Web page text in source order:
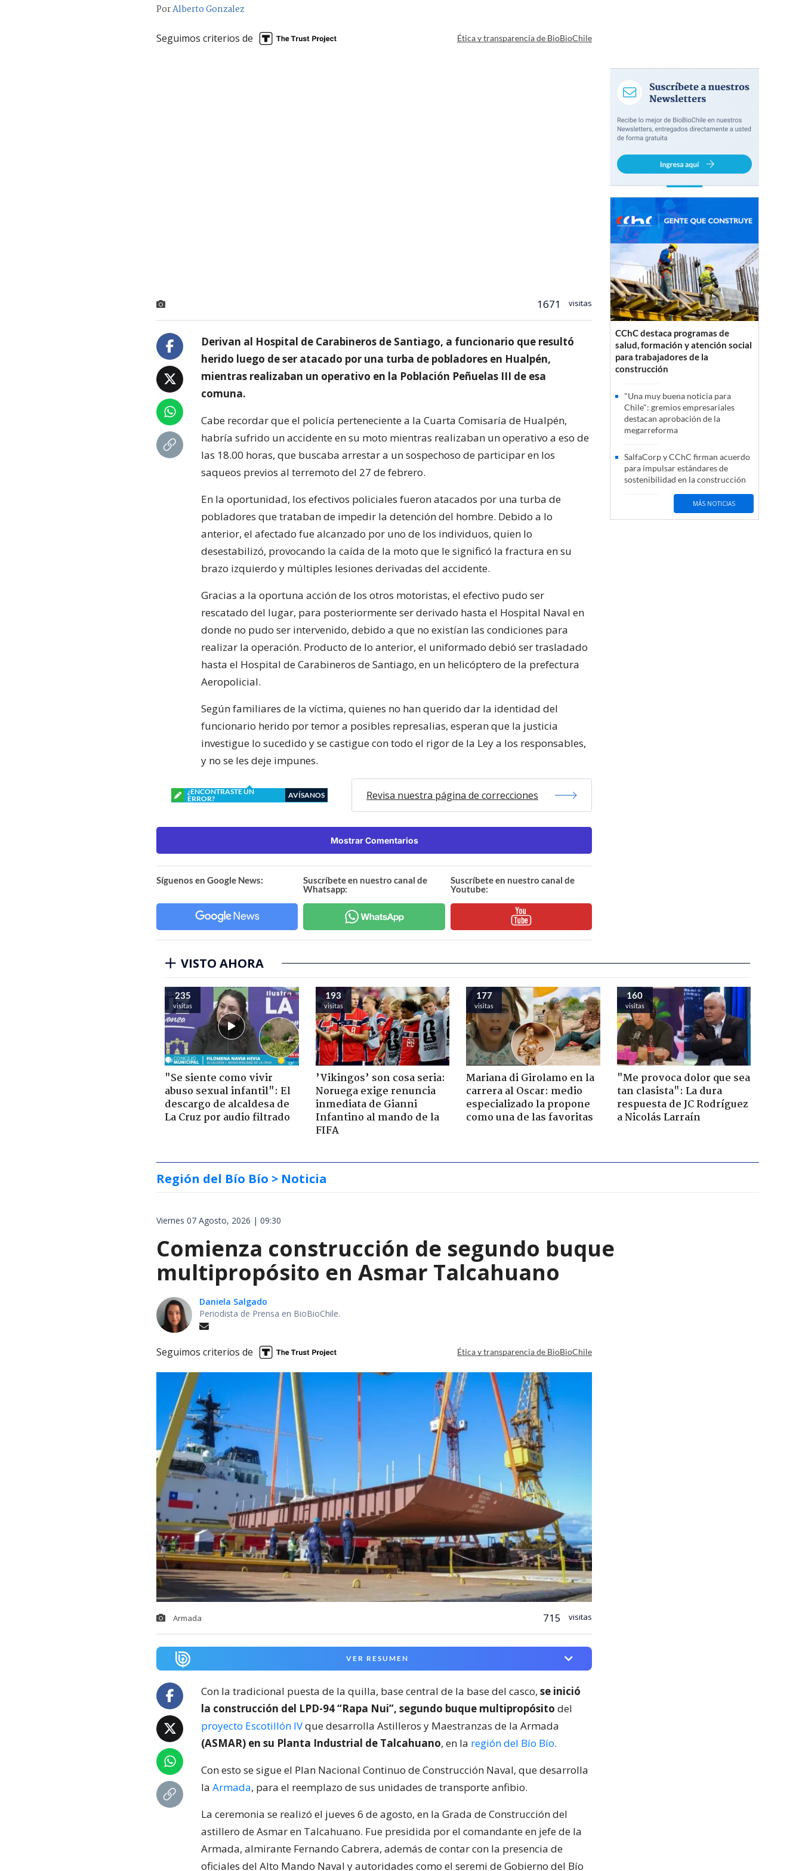
PorAlberto Gonzalez
Seguimos criterios de Ética y transparencia de BioBioChile
1671 visitas
Derivan al Hospital de Carabineros de Santiago, a funcionario que resultó
herido luego de ser atacado por una turba de pobladores en Hualpén,
mientras realizaban un operativo en la Población Peñuelas III de esa
comuna.
Cabe recordar que el policía perteneciente a la Cuarta Comisaría de Hualpén,
habría sufrido un accidente en su moto mientras realizaban un operativo a eso de
las 18.00 horas, que buscaba arrestar a un sospechoso de participar en los
saqueos previos al terremoto del 27 de febrero.
En la oportunidad, los efectivos policiales fueron atacados por una turba de
pobladores que trataban de impedir la detención del hombre. Debido a lo
anterior, el afectado fue alcanzado por uno de los individuos, quien lo
desestabilizó, provocando la caída de la moto que le significó la fractura en su
brazo izquierdo y múltiples lesiones derivadas del accidente.
Gracias a la oportuna acción de los otros motoristas, el efectivo pudo ser
rescatado del lugar, para posteriormente ser derivado hasta el Hospital Naval en
donde no pudo ser intervenido, debido a que no existían las condiciones para
realizar la operación. Producto de lo anterior, el uniformado debió ser trasladado
hasta el Hospital de Carabineros de Santiago, en un helicóptero de la prefectura
Aeropolicial.
Según familiares de la víctima, quienes no han querido dar la identidad del
funcionario herido por temor a posibles represalias, esperan que la justicia
investigue lo sucedido y se castigue con todo el rigor de la Ley a los responsables,
y no se les deje impunes.
¿ENCONTRASTE UN
ERROR?
AVÍSANOS Revisa nuestra página de correcciones
Mostrar Comentarios
Síguenos en Google News:
Suscríbete en nuestro canal de
Whatsapp:
Suscríbete en nuestro canal de
Youtube:
CChC destaca programas de
salud, formación y atención social
para trabajadores de la
construcción
"Una muy buena noticia para
Chile": gremios empresariales
destacan aprobación de la
megarreforma
SalfaCorp y CChC firman acuerdo
para impulsar estándares de
sostenibilidad en la construcción
MÁS NOTICIAS
VISTO AHORA
235
visitas
"Se siente como vivir
abuso sexual infantil": El
descargo de alcaldesa de
La Cruz por audio filtrado
193
visitas
’Vikingos’ son cosa seria:
Noruega exige renuncia
inmediata de Gianni
Infantino al mando de la
FIFA
177
visitas
Mariana di Girolamo en la
carrera al Oscar: medio
especializado la propone
como una de las favoritas
160
visitas
"Me provoca dolor que sea
tan clasista": La dura
respuesta de JC Rodríguez
a Nicolás Larraín
Región del Bío Bío > Noticia
Viernes 07 Agosto, 2026 | 09:30
Comienza construcción de segundo buque
multipropósito en Asmar Talcahuano
Daniela Salgado
Periodista de Prensa en BioBioChile.
Seguimos criterios de Ética y transparencia de BioBioChile
Armada 715 visitas
VER RESUMEN
Con la tradicional puesta de la quilla, base central de la base del casco, se inició
la construcción del LPD-94 “Rapa Nui”, segundo buque multipropósito del
proyecto Escotillón IVque desarrolla Astilleros y Maestranzas de la Armada
(ASMAR) en su Planta Industrial de Talcahuano, en la región del Bío Bío.
Con esto se sigue el Plan Nacional Continuo de Construcción Naval, que desarrolla
la Armada, para el reemplazo de sus unidades de transporte anfibio.
La ceremonia se realizó el jueves 6 de agosto, en la Grada de Construcción del
astillero de Asmar en Talcahuano. Fue presidida por el comandante en jefe de la
Armada, almirante Fernando Cabrera, además de contar con la presencia de
oficiales del Alto Mando Naval y autoridades como el seremi de Gobierno del Bío